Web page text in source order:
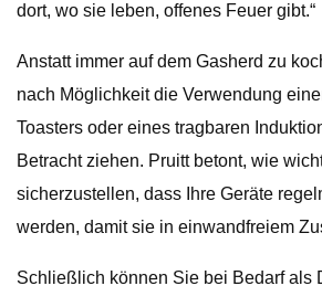
dort, wo sie leben, offenes Feuer gibt.“
Anstatt immer auf dem Gasherd zu
nach Möglichkeit die Verwendung
Toasters oder eines tragbaren
Betracht ziehen. Pruitt betont, wie
sicherzustellen, dass Ihre Geräte
werden, damit sie in einwandfreiem
Schließlich können Sie bei Bedarf als